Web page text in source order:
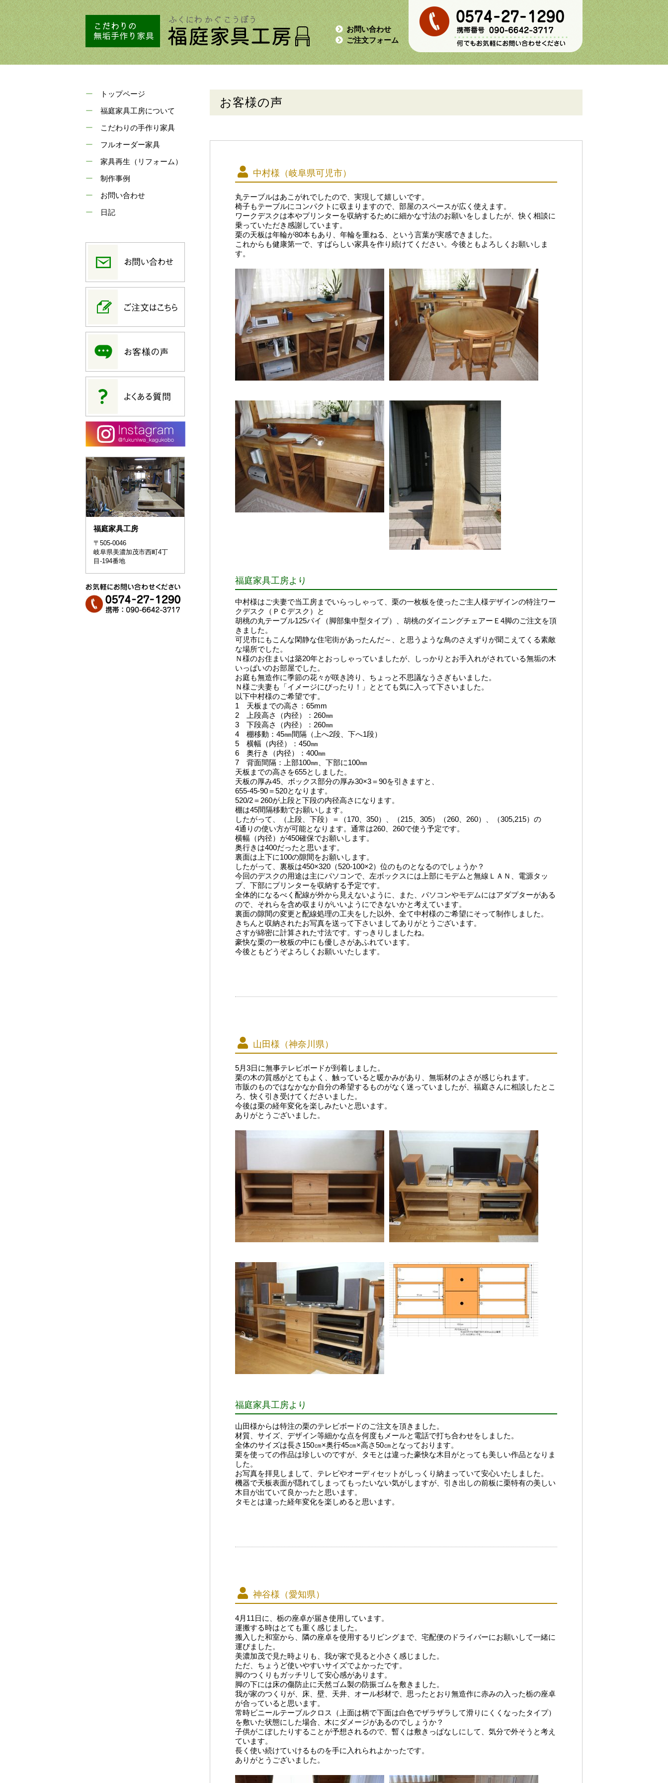
お問い合わせ
ご注文フォーム
トップページ
福庭家具工房について
こだわりの手作り家具
フルオーダー家具
家具再生（リフォーム）
制作事例
お問い合わせ
日記
福庭家具工房
〒505-0046
岐阜県美濃加茂市西町4丁
目-194番地
お客様の声
中村様（岐阜県可児市）
丸テーブルはあこがれでしたので、実現して嬉しいです。
椅子もテーブルにコンパクトに収まりますので、部屋のスペースが広く使えます。
ワークデスクは本やプリンターを収納するために細かな寸法のお願いをしましたが、快く相談に
乗っていただき感謝しています。
栗の天板は年輪が80本もあり、年輪を重ねる、という言葉が実感できました。
これからも健康第一で、すばらしい家具を作り続けてください。今後ともよろしくお願いしま
す。
福庭家具工房より
中村様はご夫妻で当工房までいらっしゃって、栗の一枚板を使ったご主人様デザインの特注ワー
クデスク（ＰＣデスク）と
胡桃の丸テーブル125パイ（脚部集中型タイプ）、胡桃のダイニングチェアーＥ4脚のご注文を頂
きました。
可児市にもこんな閑静な住宅街があったんだ～、と思うような鳥のさえずりが聞こえてくる素敵
な場所でした。
Ｎ様のお住まいは築20年とおっしゃっていましたが、しっかりとお手入れがされている無垢の木
いっぱいのお部屋でした。
お庭も無造作に季節の花々が咲き誇り、ちょっと不思議なうさぎもいました。
Ｎ様ご夫妻も「イメージにぴったり！」ととても気に入って下さいました。
以下中村様のご希望です。
1 天板までの高さ：65mm
2 上段高さ（内径）：260㎜
3 下段高さ（内径）：260㎜
4 棚移動：45㎜間隔（上へ2段、下へ1段）
5 横幅（内径）：450㎜
6 奥行き（内径）：400㎜
7 背面間隔：上部100㎜、下部に100㎜
天板までの高さを655としました。
天板の厚み45、ボックス部分の厚み30×3＝90を引きますと、
655-45-90＝520となります。
520/2＝260が上段と下段の内径高さになります。
棚は45間隔移動でお願いします。
したがって、（上段、下段）＝（170、350）、（215、305）（260、260）、（305,215）の
4通りの使い方が可能となります。通常は260、260で使う予定です。
横幅（内径）が450確保でお願いします。
奥行きは400だったと思います。
裏面は上下に100の隙間をお願いします。
したがって、裏板は450×320（520-100×2）位のものとなるのでしょうか？
今回のデスクの用途は主にパソコンで、左ボックスには上部にモデムと無線ＬＡＮ、電源タッ
プ、下部にプリンターを収納する予定です。
全体的になるべく配線が外から見えないように、また、パソコンやモデムにはアダプターがある
ので、それらを含め収まりがいいようにできないかと考えています。
裏面の隙間の変更と配線処理の工夫をした以外、全て中村様のご希望にそって制作しました。
きちんと収納されたお写真を送って下さいましてありがとうございます。
さすが綿密に計算された寸法です。すっきりしましたね。
豪快な栗の一枚板の中にも優しさがあふれています。
今後ともどうぞよろしくお願いいたします。
山田様（神奈川県）
5月3日に無事テレビボードが到着しました。
栗の木の質感がとてもよく、触っていると暖かみがあり、無垢材のよさが感じられます。
市販のものではなかなか自分の希望するものがなく迷っていましたが、福庭さんに相談したとこ
ろ、快く引き受けてくださいました。
今後は栗の経年変化を楽しみたいと思います。
ありがとうございました。
福庭家具工房より
山田様からは特注の栗のテレビボードのご注文を頂きました。
材質、サイズ、デザイン等細かな点を何度もメールと電話で打ち合わせをしました。
全体のサイズは長さ150㎝×奥行45㎝×高さ50㎝となっております。
栗を使っての作品は珍しいのですが、タモとは違った豪快な木目がとっても美しい作品となりま
した。
お写真を拝見しまして、テレビやオーディセットがしっくり納まっていて安心いたしました。
機器で天板表面が隠れてしまってもったいない気がしますが、引き出しの前板に栗特有の美しい
木目が出ていて良かったと思います。
タモとは違った経年変化を楽しめると思います。
神谷様（愛知県）
4月11日に、栃の座卓が届き使用しています。
運搬する時はとても重く感じました。
搬入した和室から、隣の座卓を使用するリビングまで、宅配便のドライバーにお願いして一緒に
運びました。
美濃加茂で見た時よりも、我が家で見ると小さく感じました。
ただ、ちょうど使いやすいサイズでよかったです。
脚のつくりもガッチリして安心感があります。
脚の下には床の傷防止に天然ゴム製の防振ゴムを敷きました。
我が家のつくりが、床、壁、天井、オール杉材で、思ったとおり無造作に赤みの入った栃の座卓
が合っていると思います。
常時ビニールテーブルクロス（上面は柄で下面は白色でザラザラして滑りにくくなったタイプ）
を敷いた状態にした場合、木にダメージがあるのでしょうか？
子供がこぼしたりすることが予想されるので、暫くは敷きっぱなしにして、気分で外そうと考え
ています。
長く使い続けていけるものを手に入れられよかったです。
ありがとうございました。